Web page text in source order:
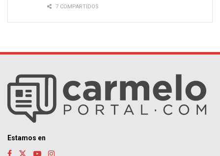
7 COMPARTIDOS
Estamos en